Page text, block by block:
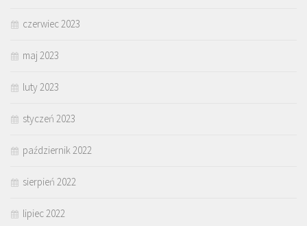
czerwiec 2023
maj 2023
luty 2023
styczeń 2023
październik 2022
sierpień 2022
lipiec 2022